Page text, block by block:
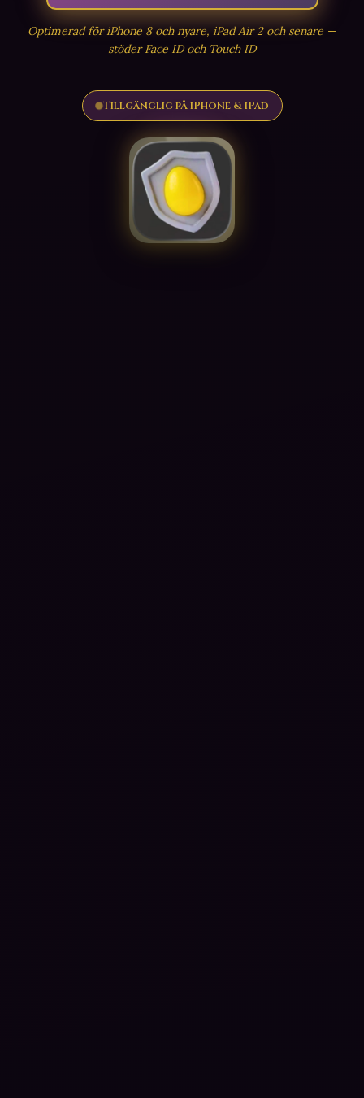
Optimerad för iPhone 8 och nyare, iPad Air 2 och senare —
stöder Face ID och Touch ID
Tillgänglig på iPhone & iPad